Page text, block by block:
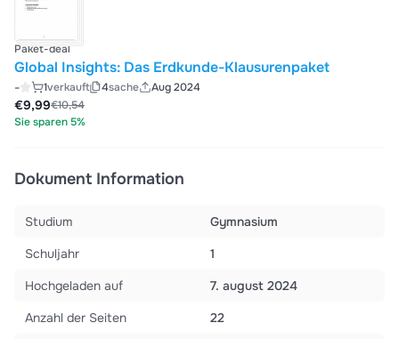
Paket-deal
Global Insights: Das Erdkunde-Klausurenpaket
- 1verkauft 4sache
Aug 2024
€10,54
€9,99
Sie sparen 5%
Dokument Information
Studium
Gymnasium
Schuljahr
1
Hochgeladen auf
7. august 2024
Anzahl der Seiten
22